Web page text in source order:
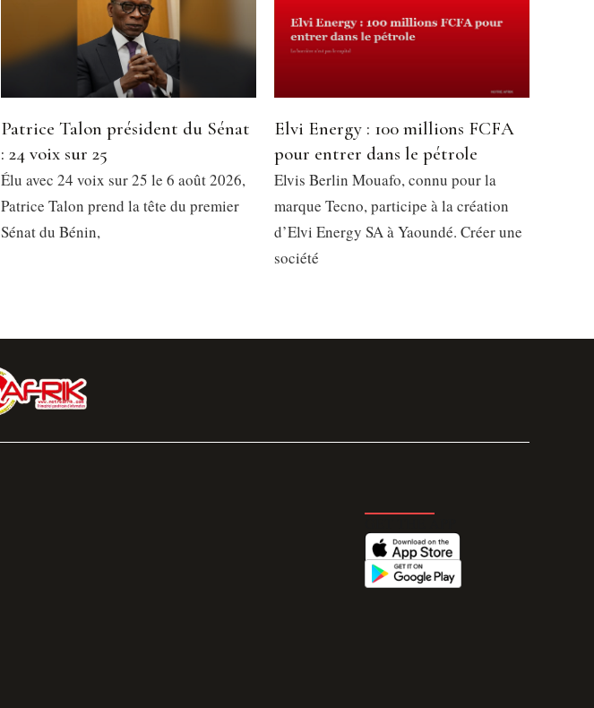
Patrice Talon président du Sénat
: 24 voix sur 25
Élu avec 24 voix sur 25 le 6 août 2026,
Patrice Talon prend la tête du premier
Sénat du Bénin,
Elvi Energy : 100 millions FCFA
pour entrer dans le pétrole
Elvis Berlin Mouafo, connu pour la
marque Tecno, participe à la création
d’Elvi Energy SA à Yaoundé. Créer une
société